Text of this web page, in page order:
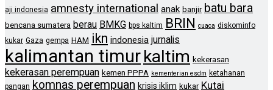
aji indonesia amnesty international anak banjir batu bara
bencana sumatera berau BMKG bps kaltim BRIN cuaca diskominfo
kukar Gaza gempa HAM ikn indonesia jurnalis
kalimantan timurkaltim kekerasan
kekerasan perempuan kemen PPPA kementerian esdm ketahanan
pangan komnas perempuan krisis iklim kukar Kutai